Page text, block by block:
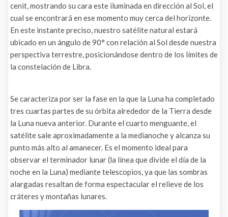
cenit, mostrando su cara este iluminada en dirección al Sol, el
cual se encontrará en ese momento muy cerca del horizonte.
En este instante preciso, nuestro satélite natural estará
ubicado en un ángulo de 90° con relación al Sol desde nuestra
perspectiva terrestre, posicionándose dentro de los límites de
la constelación de Libra.
Se caracteriza por ser la fase en la que la Luna ha completado
tres cuartas partes de su órbita alrededor de la Tierra desde
la Luna nueva anterior. Durante el cuarto menguante, el
satélite sale aproximadamente a la medianoche y alcanza su
punto más alto al amanecer. Es el momento ideal para
observar el terminador lunar (la línea que divide el día de la
noche en la Luna) mediante telescopios, ya que las sombras
alargadas resaltan de forma espectacular el relieve de los
cráteres y montañas lunares.